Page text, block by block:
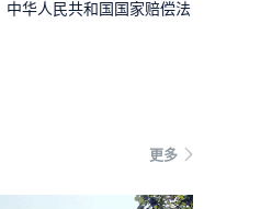
中华人民共和国国家赔偿法
更多